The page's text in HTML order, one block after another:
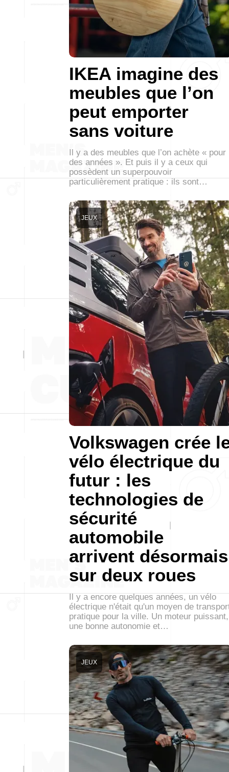
IKEA imagine des
meubles que l’on
peut emporter
sans voiture
Il y a des meubles que l’on achète « pour
des années ». Et puis il y a ceux qui
possèdent un superpouvoir
particulièrement pratique : ils sont…
Volkswagen crée
vélo électrique du
futur : les
technologies de
sécurité
automobile
arrivent désormais
sur deux roues
JEUX
Il y a encore quelques années, un vélo
électrique n'était qu'un moyen de
pratique pour la ville. Un moteur puissant,
une bonne autonomie et…
JEUX